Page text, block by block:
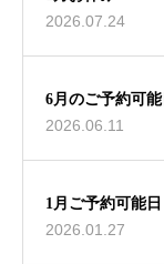
2026.07.24
6月のご予約可能
2026.06.11
1月ご予約可能日
2026.01.27